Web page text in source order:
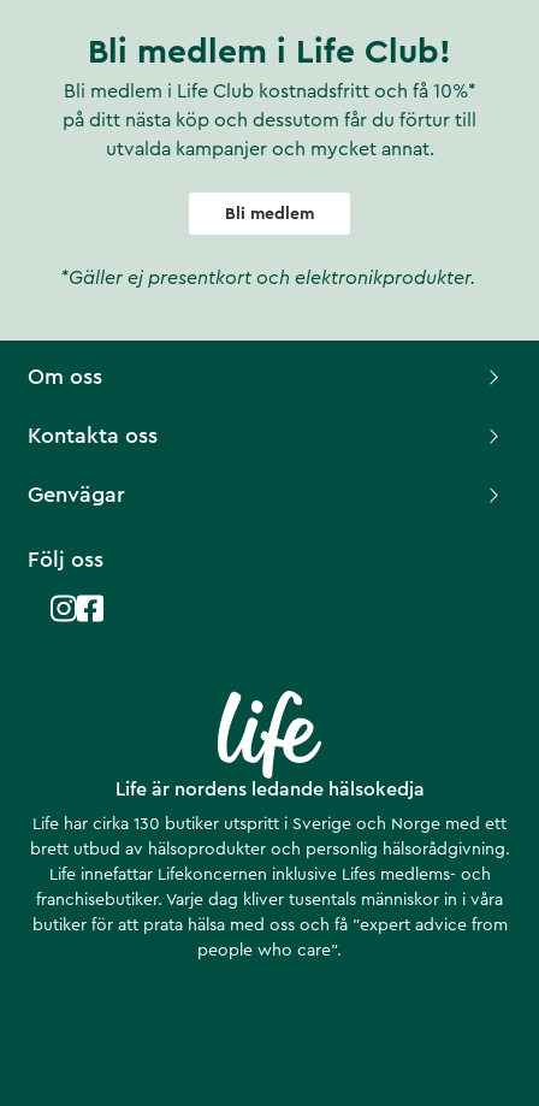
Bli medlem i Life Club!
Bli medlem i Life Club kostnadsfritt och få 10%*
på ditt nästa köp och dessutom får du förtur till
utvalda kampanjer och mycket annat.
Bli medlem
*Gäller ej presentkort och elektronikprodukter.
Life är nordens ledande hälsokedja
Life har cirka 130 butiker utspritt i Sverige och Norge med ett
brett utbud av hälsoprodukter och personlig hälsorådgivning.
Life innefattar Lifekoncernen inklusive Lifes medlems- och
franchisebutiker. Varje dag kliver tusentals människor in i våra
butiker för att prata hälsa med oss och få ”expert advice from
people who care”.
Om oss
Kontakta oss
Genvägar
Följ oss